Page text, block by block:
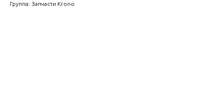
Группа: Запчасти Krono